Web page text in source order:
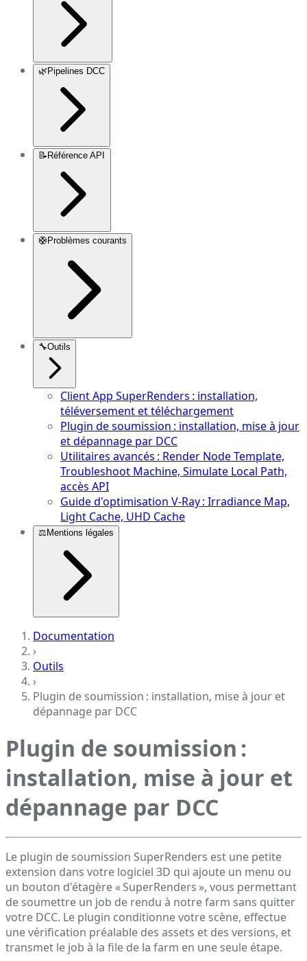
🌿Pipelines DCC
📝 Référence API
🛟 Problèmes courants
🔧Outils
Client App SuperRenders : installation,
téléversement et téléchargement
Plugin de soumission : installation, mise à jour
et dépannage par DCC
Utilitaires avancés : Render Node Template,
Troubleshoot Machine, Simulate Local Path,
accès API
Guide d'optimisation V-Ray : Irradiance Map,
Light Cache, UHD Cache
⚖️ Mentions légales
Documentation
›
Outils
›
Plugin de soumission : installation, mise à jour et
dépannage par DCC
Plugin de soumission :
installation, mise à jour et
dépannage par DCC
Le plugin de soumission SuperRenders est une petite
extension dans votre logiciel 3D qui ajoute un menu ou
un bouton d'étagère « SuperRenders », vous permettant
de soumettre un job de rendu à notre farm sans quitter
votre DCC. Le plugin conditionne votre scène, effectue
une vérification préalable des assets et des versions, et
transmet le job à la file de la farm en une seule étape.